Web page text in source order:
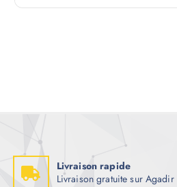
Livraison rapide
Livraison gratuite sur Agadir